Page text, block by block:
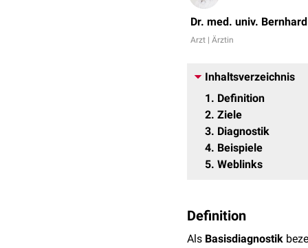
Dr. med. univ.
Arzt | Ärztin
Inhaltsverzeichnis
1
Definition
2 Ziele
3 Diagnostik
4 Beispiele
5 Weblinks
Definition
Als Basisdiagnostik